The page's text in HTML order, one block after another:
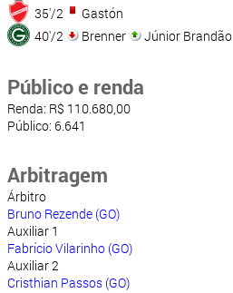
35'/2
Gastón
40'/2
Brenner Júnior Brandão
Público e renda
Renda: R$ 110.680,00
Público: 6.641
Arbitragem
Árbitro
Bruno Rezende (GO)
Auxiliar 1
Fabrício Vilarinho (GO)
Auxiliar 2
Cristhian Passos (GO)